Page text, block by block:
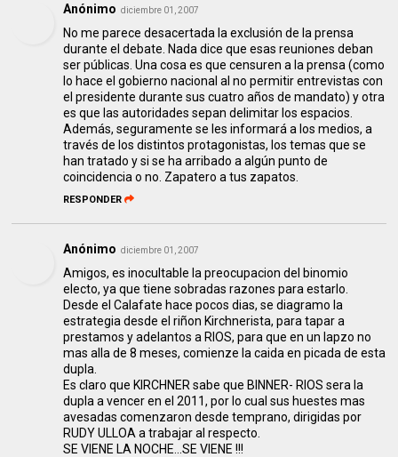
Anónimo diciembre 01, 2007
No me parece desacertada la exclusión de la prensa
durante el debate. Nada dice que esas reuniones deban
ser públicas. Una cosa es que censuren a la prensa (como
lo hace el gobierno nacional al no permitir entrevistas con
el presidente durante sus cuatro años de mandato) y otra
es que las autoridades sepan delimitar los espacios.
Además, seguramente se les informará a los medios, a
través de los distintos protagonistas, los temas que se
han tratado y si se ha arribado a algún punto de
coincidencia o no. Zapatero a tus zapatos.
RESPONDER
Anónimo diciembre 01, 2007
Amigos, es inocultable la preocupacion del binomio
electo, ya que tiene sobradas razones para estarlo.
Desde el Calafate hace pocos dias, se diagramo la
estrategia desde el riñon Kirchnerista, para tapar a
prestamos y adelantos a RIOS, para que en un lapzo no
mas alla de 8 meses, comienze la caida en picada de esta
dupla.
Es claro que KIRCHNER sabe que BINNER- RIOS sera la
dupla a vencer en el 2011, por lo cual sus huestes mas
avesadas comenzaron desde temprano, dirigidas por
RUDY ULLOA a trabajar al respecto.
SE VIENE LA NOCHE...SE VIENE !!!